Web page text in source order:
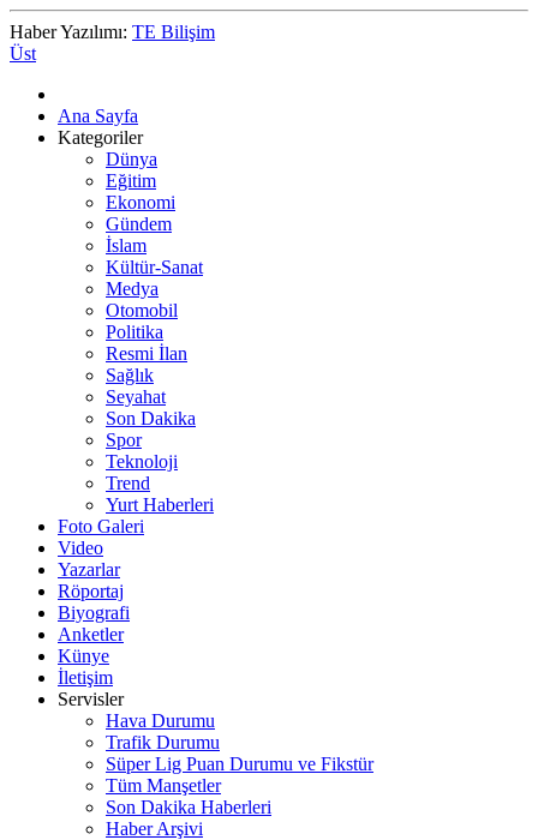
Haber Yazılımı: TE Bilişim
Üst
Ana Sayfa
Kategoriler
Dünya
Eğitim
Ekonomi
Gündem
İslam
Kültür-Sanat
Medya
Otomobil
Politika
Resmi İlan
Sağlık
Seyahat
Son Dakika
Spor
Teknoloji
Trend
Yurt Haberleri
Foto Galeri
Video
Yazarlar
Röportaj
Biyografi
Anketler
Künye
İletişim
Servisler
Hava Durumu
Trafik Durumu
Süper Lig Puan Durumu ve Fikstür
Tüm Manşetler
Son Dakika Haberleri
Haber Arşivi